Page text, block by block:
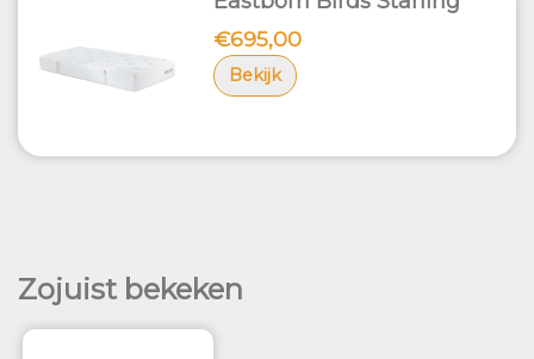
€695,00
Bekijk
Zojuist bekeken